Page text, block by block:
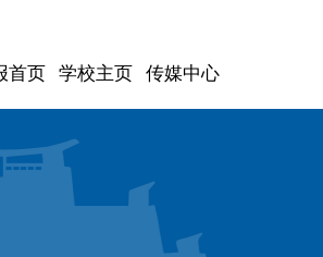
首页 学校主页 传媒中心